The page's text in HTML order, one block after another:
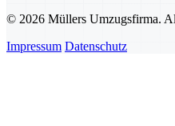
© 2026 Müllers Umzugsfirma.
Impressum Datenschutz